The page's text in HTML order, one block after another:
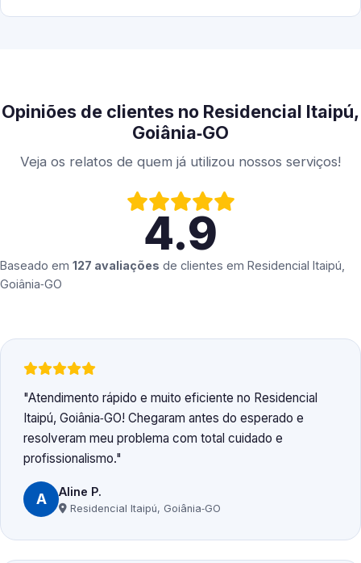
Opiniões de clientes no Residencial Itaipú,
Goiânia‑GO
Veja os relatos de quem já utilizou nossos serviços!
4.9
Baseado em 127 avaliações de clientes em Residencial Itaipú,
Goiânia‑GO
Atendimento rápido e muito eficiente no Residencial
Itaipú, Goiânia‑GO! Chegaram antes do esperado e
resolveram meu problema com total cuidado e
profissionalismo.
A Aline P.
Residencial Itaipú, Goiânia‑GO